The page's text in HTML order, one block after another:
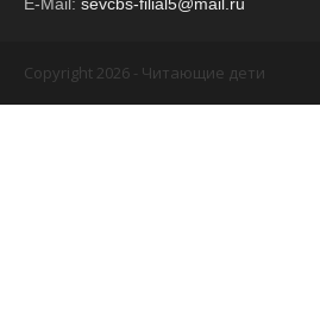
Copyright 2026 - Читающие дети